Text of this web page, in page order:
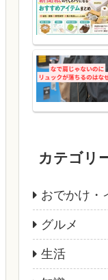
カテゴリ
おでかけ・
グルメ
生活